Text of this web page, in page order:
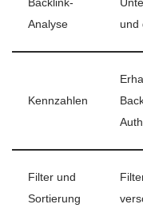
Analyse
und
Kennzahlen
Filter und
Sortierung